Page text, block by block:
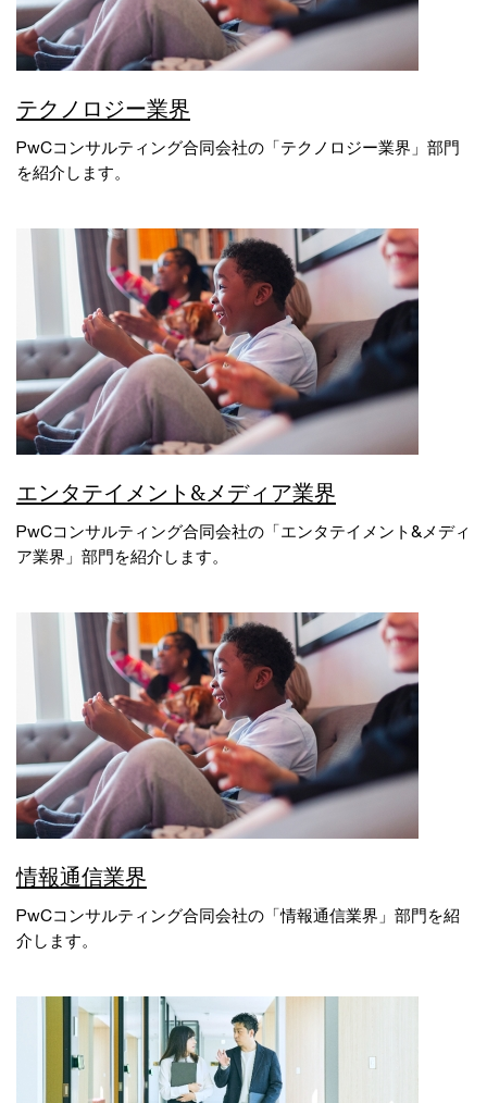
テクノロジー業界
PwCコンサルティング合同会社の「テクノロジー業界」部門
を紹介します。
エンタテイメント&メディア業界
PwCコンサルティング合同会社の「エンタテイメント&メディ
ア業界」部門を紹介します。
情報通信業界
PwCコンサルティング合同会社の「情報通信業界」部門を紹
介します。